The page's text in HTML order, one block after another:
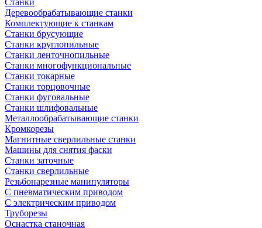
Станки
Деревообрабатывающие станки
Комплектующие к станкам
Станки брусующие
Станки круглопильные
Станки ленточнопильные
Станки многофункциональные
Станки токарные
Станки торцовочные
Станки фуговальные
Станки шлифовальные
Металлообрабатывающие станки
Кромкорезы
Магнитные сверлильные станки
Машины для снятия фаски
Станки заточные
Станки сверлильные
Резьбонарезные манипуляторы
С пневматическим приводом
С электрическим приводом
Труборезы
Оснастка станочная